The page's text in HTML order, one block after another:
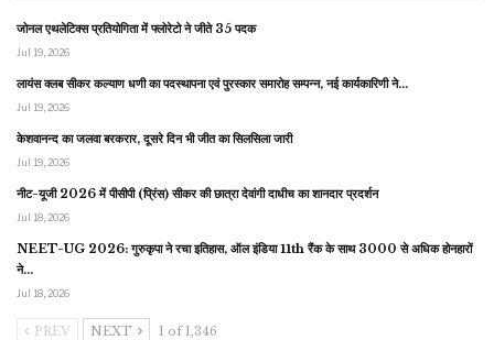
जोनल एथलेटिक्स प्रतियोगिता में फ्लोरेटो ने जीते 35 पदक
Jul 19, 2026
लायंस क्लब सीकर कल्याण धणी का पदस्थापना एवं पुरस्कार समारोह सम्पन्न, नई कार्यकारिणी ने…
Jul 19, 2026
केशवानन्द का जलवा बरकरार, दूसरे दिन भी जीत का सिलसिला जारी
Jul 19, 2026
नीट-यूजी 2026 में पीसीपी (प्रिंस) सीकर की छात्रा देवांगी दाधीच का शानदार प्रदर्शन
Jul 18, 2026
NEET-UG 2026: गुरुकृपा ने रचा इतिहास, ऑल इंडिया 11th रैंक के साथ 3000 से अधिक होनहारों
ने…
Jul 18, 2026
PREV NEXT 1 of 1,346